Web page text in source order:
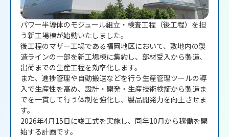
パワー半導体のモジュール組立・検査工程（後工程）を担
う新工場棟が始動いたしました。
後工程のマザー工場である福岡地区において、敷地内の製
造ラインの一部を新工場棟に集約し、部材受入から製造、
出荷までの生産工程を効率化します。
また、進捗管理や自動搬送などを行う生産管理ツールの導
入で生産性を高め、設計・開発・生産技術検証から製造ま
でを一貫して行う体制を強化し、製品開発力を向上させま
す。
2026年4月15日に竣工式を実施し、同年10月から稼働を開
始する計画です。